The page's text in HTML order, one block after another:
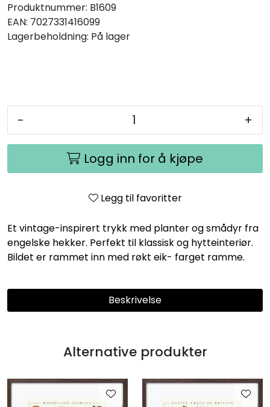
Produktnummer: B1609
EAN: 7027331416099
Lagerbeholdning: På lager
- +
Logg inn for å kjøpe
Legg til favoritter
Et vintage-inspirert trykk med planter og smådyr fra
engelske hekker. Perfekt til klassisk og hytteinteriør.
Bildet er rammet inn med røkt eik- farget ramme.
Beskrivelse
Alternative produkter